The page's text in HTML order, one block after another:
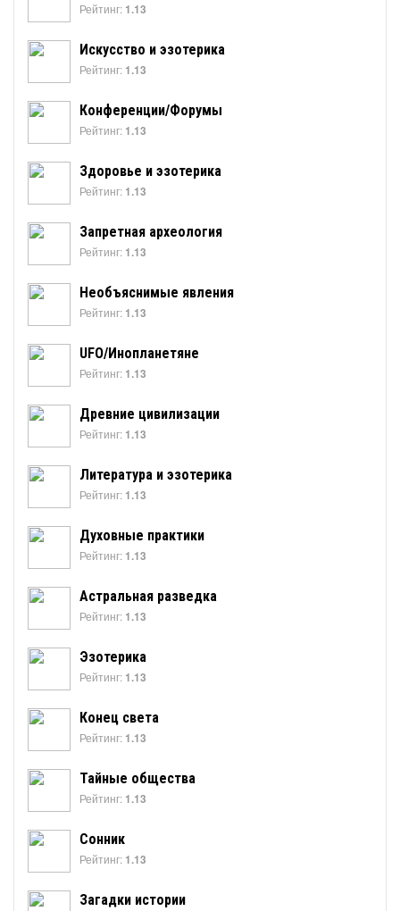
Рейтинг: 1.13
Искусство и эзотерика
Рейтинг: 1.13
Конференции/Форумы
Рейтинг: 1.13
Здоровье и эзотерика
Рейтинг: 1.13
Запретная археология
Рейтинг: 1.13
Необъяснимые явления
Рейтинг: 1.13
UFO/Инопланетяне
Рейтинг: 1.13
Древние цивилизации
Рейтинг: 1.13
Литература и эзотерика
Рейтинг: 1.13
Духовные практики
Рейтинг: 1.13
Астральная разведка
Рейтинг: 1.13
Эзотерика
Рейтинг: 1.13
Конец света
Рейтинг: 1.13
Тайные общества
Рейтинг: 1.13
Сонник
Рейтинг: 1.13
Загадки истории